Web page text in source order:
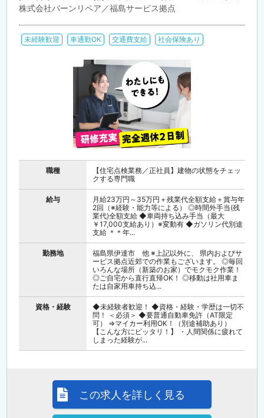
株式会社バーンリペア／福島サービス拠点
未経験歓迎 車通勤OK 交通費支給 社会保険あり
職種
【住宅点検業務／正社員】建物の状態をチェッ
クする専門職
給与
月給23万円～35万円＋残業代全額支給＋賞与年
2回（※経験・能力等による） ◎時間外手当(残
業代)全額支給 ◆車両持ち込み手当（最大
￥17,000支給あり）※変動有 ◆ガソリン代別途
支給 ＊＊年...
勤務地
福島県伊達市 他 ※上記以外に、 県内およびサ
ービス拠点近郊での作業もございます。 ◎毎回
いろんな場所（新築のお家）でモクモク作業！
◎ご自宅から直行直帰OK！ ◎移動は社用車ま
たは自家用車持ち込...
資格・経験
◆未経験者歓迎！ ◆資格・経験・学歴は一切不
問！ ＜必須＞ ◆要普通自動車免許（AT限定
可） ⇒マイカー利用OK！（別途補助あり）
【こんな方にピッタリ！】 ・人間関係に疲れて
しまった経験が...
この求人を詳しく見る